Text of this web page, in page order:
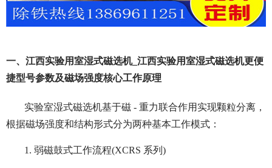
一、江西实验用室湿式磁选机_江西实验用室湿式磁选机更便
捷型号参数及磁场强度核心工作原理
实验室湿式磁选机基于磁 - 重力联合作用实现颗粒分离，
根据磁场强度和结构形式分为两种基本工作模式：
1. 弱磁鼓式工作流程(XCRS 系列)